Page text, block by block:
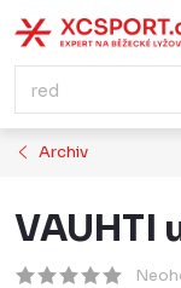
na
obsah
Archiv
VAUHTI